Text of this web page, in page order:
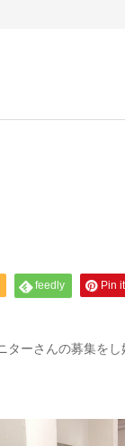
feedly Pin it
ーさんの募集を